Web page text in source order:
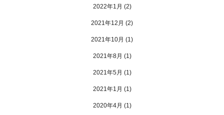
2022年1月 (2)
2021年12月 (2)
2021年10月 (1)
2021年8月 (1)
2021年5月 (1)
2021年1月 (1)
2020年4月 (1)